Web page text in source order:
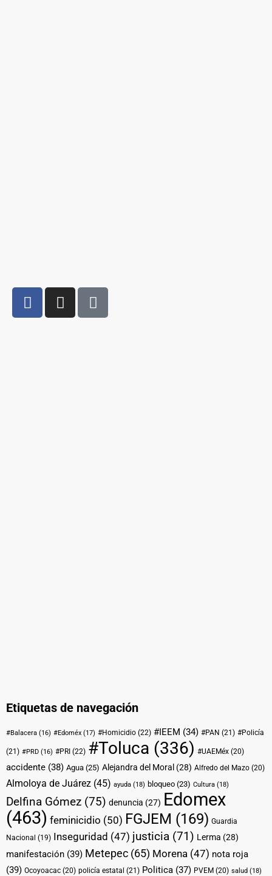
Etiquetas de navegación
#Balacera (16) #Edoméx (17) #Homicidio (22) #IEEM (34) #PAN (21) #Policía
(21) #PRD (16) #PRI (22) #Toluca (336) #UAEMéx (20)
accidente (38) Agua (25) Alejandra del Moral (28) Alfredo del Mazo (20)
Almoloya de Juárez (45) ayuda (18) bloqueo (23) Cultura (18)
Delfina Gómez (75) denuncia (27) Edomex
(463) feminicidio (50) FGJEM (169) Guardia
Nacional (19) Inseguridad (47) justicia (71) Lerma (28)
manifestación (39) Metepec (65) Morena (47) nota roja
(39) Ocoyoacac (20) policía estatal (21) Politica (37) PVEM (20) salud (18)